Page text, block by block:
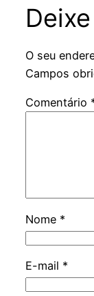
O seu
Campos
Comentário
Nome *
E-mail *